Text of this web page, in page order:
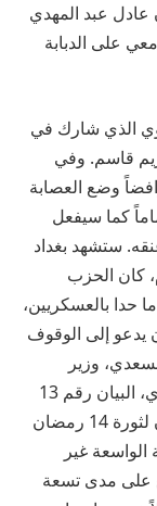
عادل عبد المهدي
على الدبابة
الذي شارك في
قاسم. وفي
وضع العصابة
كما سيفعل
ستشهد بغداد
كان الحزب
حدا بالعسكريين،
يدعو إلى الوقوف
وزير
الداخلية ونائب رئيس الوزراء، بتأثير من الراوي، البيان رقم 13
الذي يدعو إلى إبادة الشيوعيين الذين يتصدون لثورة 14 رمضان
الواسعة غير
على مدى تسعة